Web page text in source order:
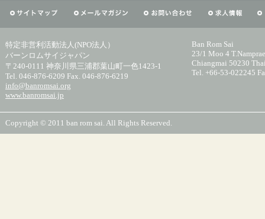
特定非営利活動法人(NPO法人）
バーンロムサイジャパン
〒240-0111 神奈川県三浦郡葉山町一色1423-1
Tel. 046-876-6209 Fax. 046-876-6219
info@banromsai.org
www.banromsai.jp
Ban Rom Sai
23/1 Moo 4
Chiangmai 50230
Tel. +66-53-022245
Copyright © 2011 ban rom sai. All Rights Reserved.